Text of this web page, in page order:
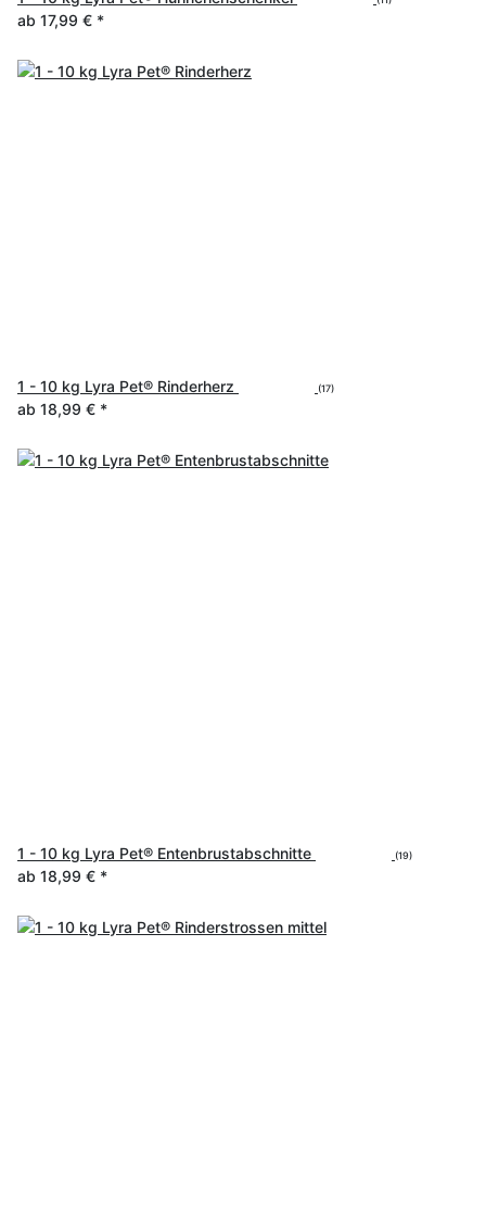
ab 17,99 € *
1 - 10 kg Lyra Pet® Rinderherz (17)
ab 18,99 € *
1 - 10 kg Lyra Pet® Entenbrustabschnitte (19)
ab 18,99 € *